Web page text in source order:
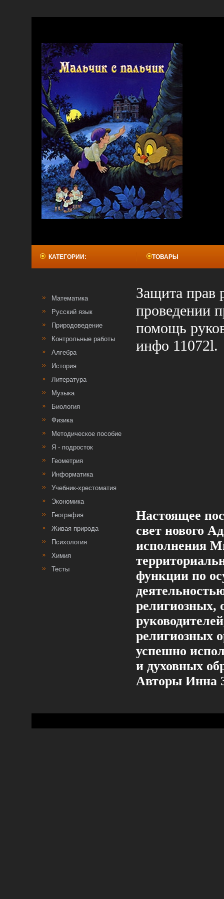
КАТЕГОРИИ:
Математика
Русский язык
Природоведение
Контрольные работы
Алгебра
История
Литература
Музыка
Биология
Физика
Методическое пособие
Я - подросток
Геометрия
Информатика
Учебник-хрестоматия
Экономика
География
Живая природа
Психология
Химия
Тесты
ТОВАРЫ
Защита прав
проведении
помощь
инфо 11072l.
Настоящее
свет нового
исполнения
функции по
религиозных,
религиозных
успешно
и духовных
Авторы Инна